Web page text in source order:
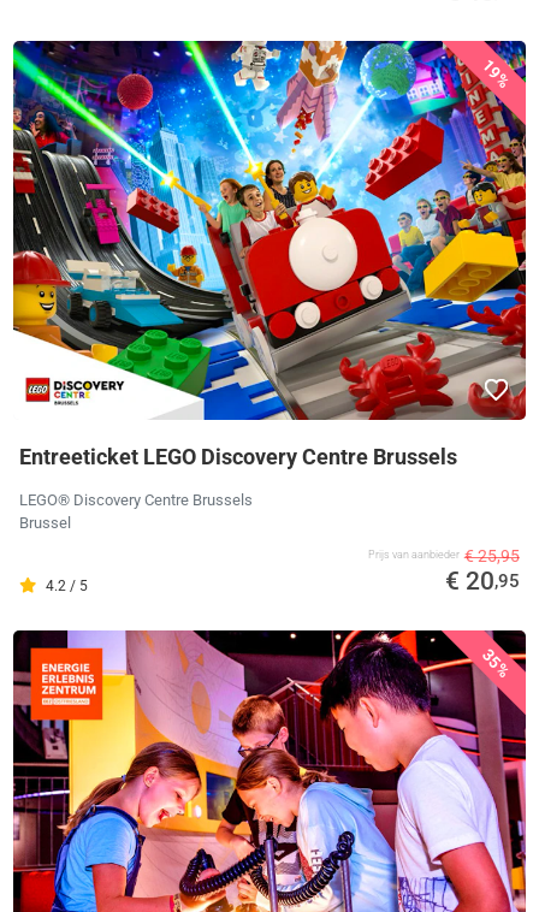
19%
Entreeticket LEGO Discovery Centre Brussels
LEGO® Discovery Centre Brussels
Brussel
4.2 / 5
Prijs van aanbieder € 25,95
€ 20,95
35%